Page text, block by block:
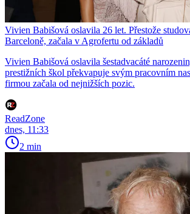
Vivien Babišová oslavila 26 let. Přestože
Barceloně, začala v Agrofertu od základů
Vivien Babišová oslavila šestadvacáté
prestižních škol překvapuje svým pracovním
firmou začala od nejnižších pozic.
ReadZone
dnes, 11:33
2 min